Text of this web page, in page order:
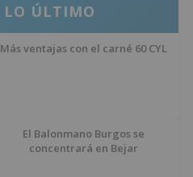
LO ÚLTIMO
Más ventajas con el carné 60 CYL
El Balonmano Burgos se
concentrará en Bejar